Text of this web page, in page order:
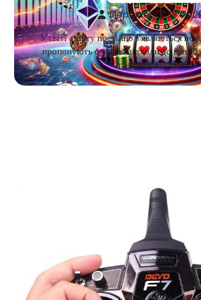
fileplanet
У світі азарту постійно з’являються
пропонують сучасні підходи до гри.
трендів — це…